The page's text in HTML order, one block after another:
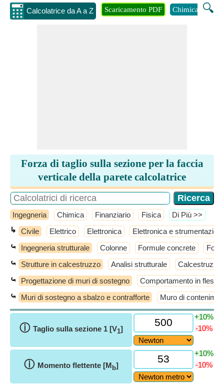
Calcolatrice da A a Z 🔍
Scaricamento PDF Chimica
Forza di taglio sulla sezione per la faccia
verticale della parete calcolatrice
Ingegneria Chimica Finanziario Fisica ​Di Più >>
↳ Civile Elettrico Elettronica Elettronica e
⤿ Ingegneria strutturale Colonne Formule concrete
⤿ Strutture in calcestruzzo Analisi strutturale Calcestruzzo
⤿ Progettazione di muri di sostegno Comportamento in
⤿ Muri di sostegno a sbalzo e contrafforte Muro di
ⓘ Taglio sulla sezione 1 [V1]
+10%
-10%
ⓘ Momento flettente [M b]
+10%
-10%